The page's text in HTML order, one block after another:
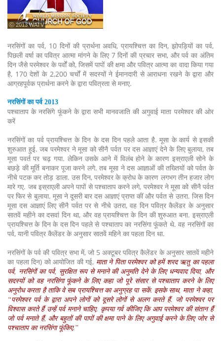
ⓒ 2013 WATV
नरसिंगों का पर्व, 10 दिनों की प्रार्थना अवधि, प्रायश्चित्त का दिन, झोपड़ियों का पर्व,
पिछली वर्षा का पवित्र आत्मा मांगने के लिए 7 दिनों की प्रचार सभा, और पर्व का अंतिम
दिन जैसे परमेश्वर के पर्वों को, जिसमें पापों की क्षमा और पवित्र आत्मा का वादा किया गया
है, 170 देशों के 2,200 चर्चों में सदस्यों ने ईमानदारी से आराधना रखने के द्वारा और
आग्रहपूर्वक प्रार्थना करने के द्वारा पवित्रता से मनाए.
नरसिंगों का पर्व 2013
पश्चाताप के नरसिंगे फूंकने के द्वारा सभी मानवजाति की अगुवाई माता परमेश्वर की ओर
करें
नरसिंगों का पर्व प्रायश्चित्त के दिन के दस दिन पहले आता है. मूसा के कार्य से इसकी
शुरुआत हुई. जब परमेश्वर ने मूसा को सीनै पर्वत पर दस आज्ञाएं देने के लिए बुलाया, तब
मूसा पवर्त पर चढ़ गया. लेकिन उसके आने में विलंब होने के कारण इस्राएली सोने के
बछड़े की मूर्ति बनाकर पूजा करने लगे. तब मूसा ने दस आज्ञाओं की तख्तियों को पर्वत के
नीचे पटक कर तोड़ डाला. उस दिन, परमेश्वर के क्रोध के कारण लगभग तीन हजार लोग
मारे गए. जब इस्राएली अपने पापों से पश्चाताप करने लगे, परमेश्वर ने मूसा को सीनै पर्वत
पर फिर से बुलाया. मूसा ने दूसरी बार दस आज्ञाएं प्राप्त कीं और पर्वत से उतरा. जिस दिन
मूसा दस आज्ञाएं लिए सीनै पर्वत पर से नीचे उतरा, वह दिन पवित्र कैलेंडर के अनुसार
सातवें महीने का दसवां दिन था, और वह प्रायश्चित्त के दिन की शुरुआत बना. इस्राएली
प्रायश्चित्त के दिन के दस दिन पहले से पश्चाताप का नरसिंगा फूंकते थे. वह नरसिंगों का
पर्व, यानी पवित्र कैलेंडर के अनुसार सातवें महिने का पहला दिन था.
नरसिंगों के पर्व की पवित्र सभा में, जो 5 अक्टूबर पवित्र कैलेंडर के अनुसार सातवें महीने
का पहला दिन) को आयोजित की गई, माता ने पिता परमेश्वर को हमें शरद ऋतु का पहला
पर्व, नरसिंगों का पर्व, सुरक्षित रूप से मनाने की अनुमति देने के लिए धन्यवाद दिया, और
सदस्यों को वह नरसिंगा फूंकने के लिए कहा जो पूरे संसार से पश्चाताप करने के लिए
अनुरोध करता है ताकि वे सब प्रायश्चित्त का अनुग्रह पा सकें. इसके साथ, माता ने कहा,
“परमेश्वर पर्व के द्वारा अपने लोगों को दूसरे लोगों से अलग करते हैं. जो परमेश्वर पर
विश्वास करते हैं उन्हें पर्व मनाने चाहिए. कृपया गर्व कीजिए कि आप परमेश्वर की संतान हैं
जो पर्व मनाते हैं, और बहुतों की पापों की क्षमा पाने के लिए अगुवाई करने के लिए जोर से
पश्चाताप का नरसिंगा फूंकिए.”